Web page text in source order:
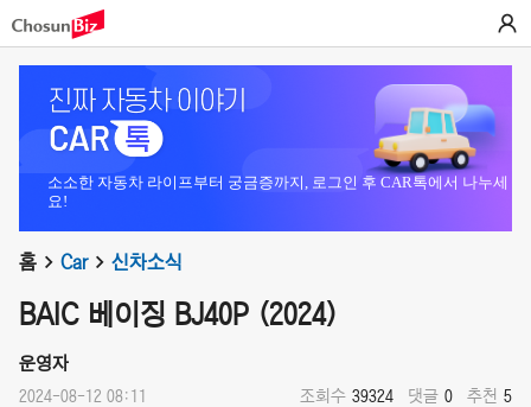
소소한 자동차 라이프부터 궁금증까지, 로그인 후 CAR톡에서 나누세
요!
홈 Car 신차소식
BAIC 베이징 BJ40P (2024)
운영자
2024-08-12 08:11 조회수 39324 댓글 0 추천 5